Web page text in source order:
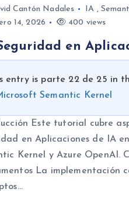
Cantón Nadales IA ,
14, 2026
400 views
en
entry is parte 22 de 25 in
Semantic Kernel
Este tutorial cubre
en Aplicaciones de IA
Kernel y Azure OpenAI.
La implementación